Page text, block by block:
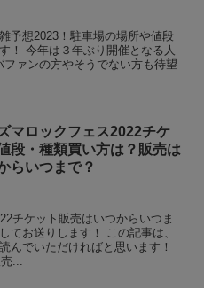
予想2023！駐車場の場所や値段
！ 今年は３年ぶり開催となる人
ァンの方やそうでない方も待望
マロックフェス2022チケ
段・種類買い方は？販売は
らいつまで？
チケット販売はいつからいつま
てお送りします！ この記事は、
んでいただければと思います！
...